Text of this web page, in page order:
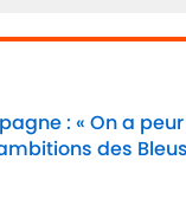
: « On a
des